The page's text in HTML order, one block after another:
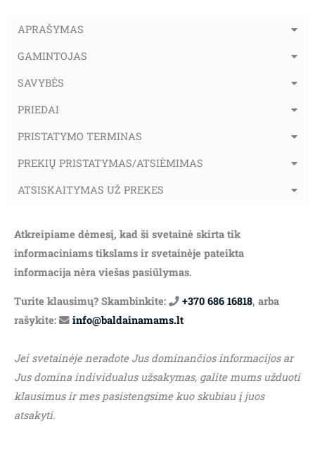
APRAŠYMAS
GAMINTOJAS
SAVYBĖS
PRIEDAI
PRISTATYMO TERMINAS
PREKIŲ PRISTATYMAS/ATSIĖMIMAS
ATSISKAITYMAS UŽ PREKES
Atkreipiame dėmesį, kad ši svetainė skirta tik
informaciniams tikslams ir svetainėje pateikta
informacija nėra viešas pasiūlymas.
Turite klausimų? Skambinkite: +370 686 16818, arba
rašykite:
info@baldainamams.lt
Jei svetainėje neradote Jus dominančios informacijos ar
Jus domina individualus užsakymas, galite mums užduoti
klausimus ir mes pasistengsime kuo skubiau į juos
atsakyti.